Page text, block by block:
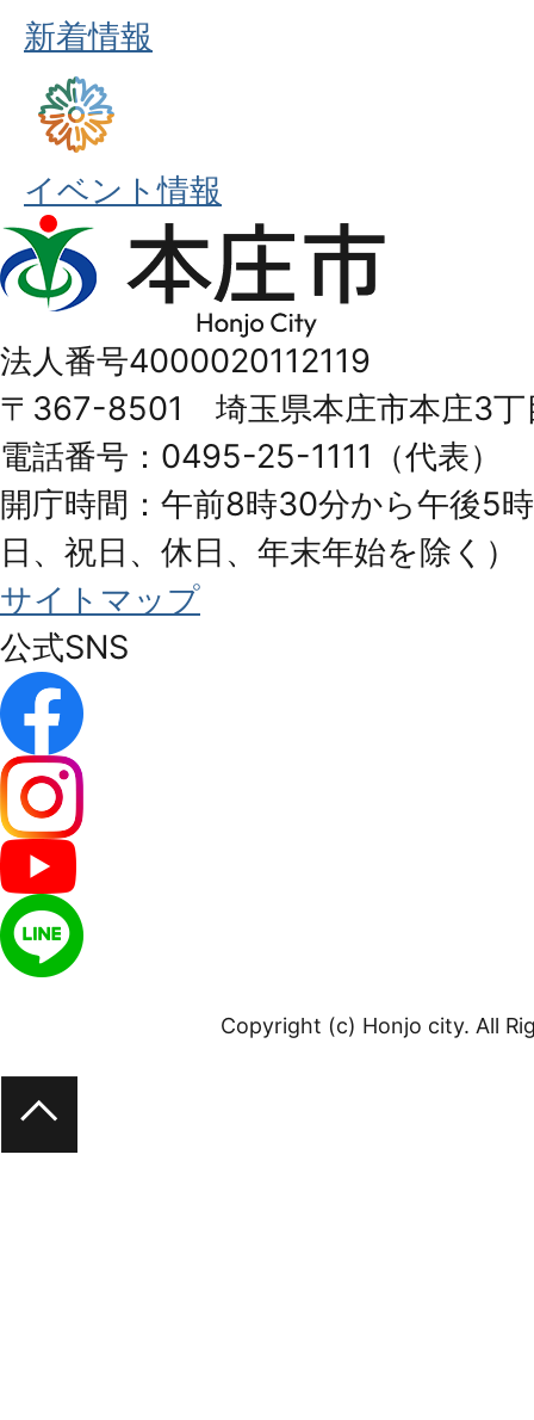
新着情報
イベント情報
本
庄
Honjo
City
法人番号4000020112119
〒367-8501 埼玉県本庄市本庄3丁
電話番号：0495-25-1111（代表）
開庁時間：午前8時30分から午後5
日、祝日、休日、年末年始を除く）
サイトマップ
公式SNS
Copyright (c) Honjo city. All